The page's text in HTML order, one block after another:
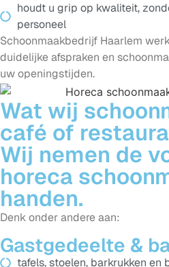
houdt u grip op kwaliteit,
personeel
Schoonmaakbedrijf Haarlem
duidelijke afspraken en
uw openingstijden.
Wat wij
café of
Wij nemen de
horeca
handen.
Denk onder andere aan:
Gastgedeelte &
tafels, stoelen, barkrukken en